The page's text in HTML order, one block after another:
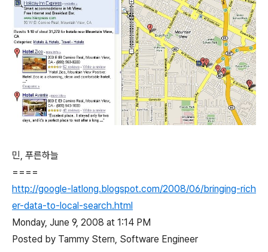
민, 푸른하늘
====
http://google-latlong.blogspot.com/2008/06/bringing-rich
er-data-to-local-search.html
Monday, June 9, 2008 at 1:14 PM
Posted by Tammy Stern, Software Engineer